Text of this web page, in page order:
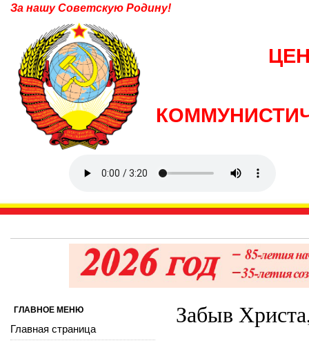
За нашу Советскую Родину!
Забыв
ГЛАВНОЕ МЕНЮ
Главная страница